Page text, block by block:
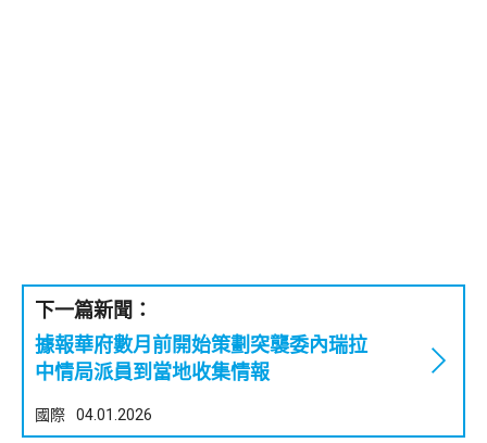
下一篇新聞：
據報華府數月前開始策劃突襲委內瑞拉
中情局派員到當地收集情報
國際 04.01.2026